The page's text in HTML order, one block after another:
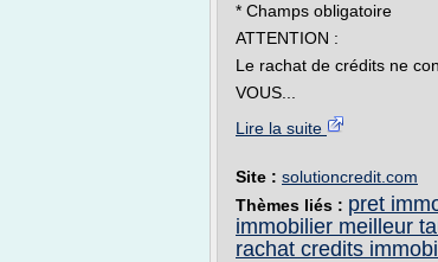
* Champs obligatoire
ATTENTION :
Le rachat de crédits ne
VOUS...
Lire la suite
Site : solutioncredit.com
Thèmes liés : pret
immobilier meilleur
rachat credits